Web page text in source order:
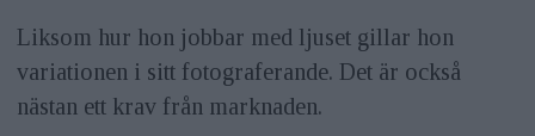
Liksom hur hon jobbar med ljuset gillar hon
variationen i sitt fotograferande. Det är också
nästan ett krav från marknaden.